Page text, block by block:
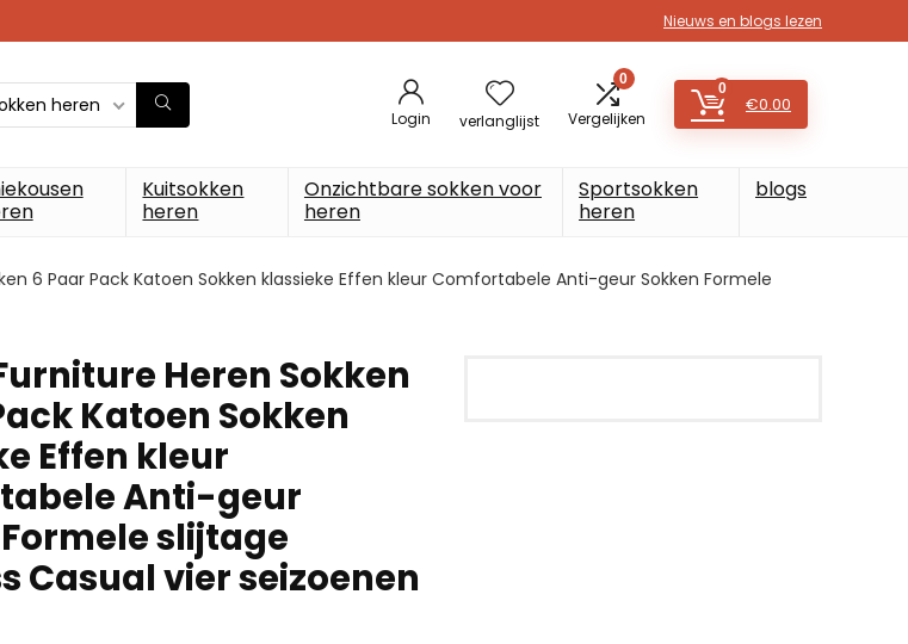
Nieuws en blogs lezen
heren
Login verlanglijst
0
Vergelijken
0
€0.00
Kuitsokken
heren
Onzichtbare sokken voor
heren
Sportsokken
heren
blogs
6 Paar Pack Katoen Sokken klassieke Effen kleur Comfortabele Anti-geur Sokken Formele
Heren Sokken
Katoen Sokken
Effen kleur
Anti-geur
slijtage
Casual vier seizoenen